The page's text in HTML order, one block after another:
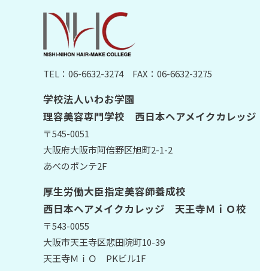
TEL：06-6632-3274FAX：06-6632-3275
学校法人いわお学園
理容美容専門学校 西日本ヘアメイクカレッジ
〒545-0051
大阪府大阪市阿倍野区旭町2-1-2
あべのポンテ2F
厚生労働大臣指定美容師養成校
西日本ヘアメイクカレッジ 天王寺ＭｉＯ校
〒543-0055
大阪市天王寺区悲田院町10-39
天王寺ＭｉＯ PKビル1F